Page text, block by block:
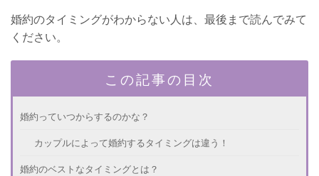
婚約のタイミングがわからない人は、最後まで読んでみて
ください。
この記事の目次
婚約っていつからするのかな？
カップルによって婚約するタイミングは違う！
婚約のベストなタイミングとは？